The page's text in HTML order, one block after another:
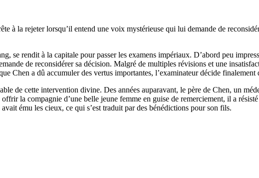
à la rejeter lorsqu’il entend une voix mystérieuse qui lui demande de
se rendit à la capitale pour passer les examens impériaux. D’abord peu
de reconsidérer sa décision. Malgré de multiples révisions et une
Chen a dû accumuler des vertus importantes, l’examinateur décide finalement
de cette intervention divine. Des années auparavant, le père de Chen, un
la compagnie d’une belle jeune femme en guise de remerciement, il a
ému les cieux, ce qui s’est traduit par des bénédictions pour son fils.